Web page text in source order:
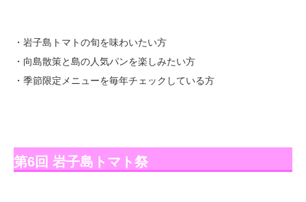
・岩子島トマトの旬を味わいたい方
・向島散策と島の人気パンを楽しみたい方
・季節限定メニューを毎年チェックしている方
第6回 岩子島トマト祭